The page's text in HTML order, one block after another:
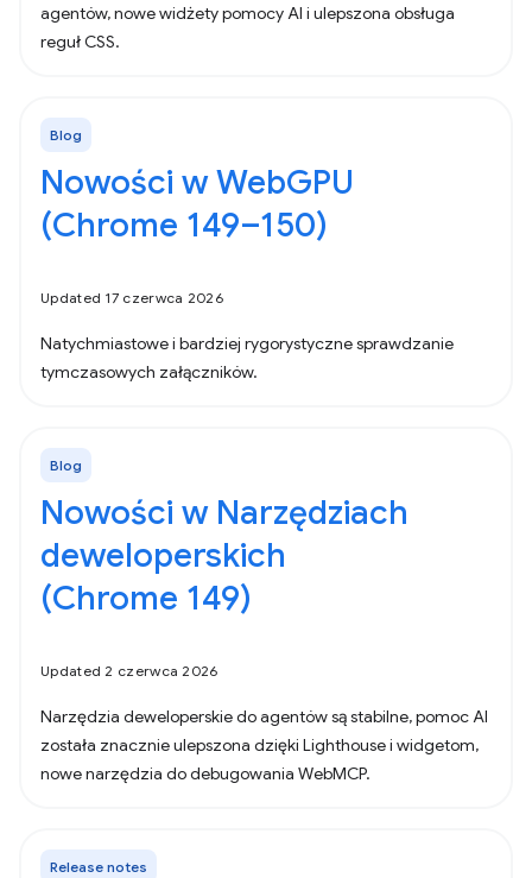
agentów, nowe widżety pomocy AI i ulepszona obsługa
reguł CSS.
Blog
Nowości w WebGPU
(Chrome 149–150)
Updated 17 czerwca 2026
Natychmiastowe i bardziej rygorystyczne sprawdzanie
tymczasowych załączników.
Blog
Nowości w Narzędziach
deweloperskich
(Chrome 149)
Updated 2 czerwca 2026
Narzędzia deweloperskie do agentów są stabilne, pomoc AI
została znacznie ulepszona dzięki Lighthouse i widgetom,
nowe narzędzia do debugowania WebMCP.
Release notes